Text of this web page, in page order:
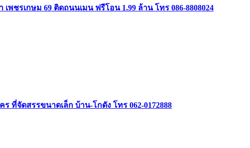
ชรเกษม 69 ติดถนนเมน ฟรีโอน 1.99 ล้าน โทร 086-8808024
จัดสรรขนาดเล็ก บ้าน-โกดัง โทร 062-0172888